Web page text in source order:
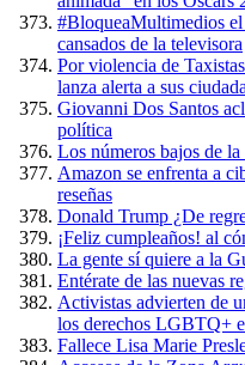
#BloqueaMultimedios el
cansados de la televisora
Por violencia de
lanza alerta a sus
Giovanni Dos Santos
política
Los números bajos de
Amazon se enfrenta a
reseñas
Donald Trump ¿De
¡Feliz cumpleaños! al
La gente sí quiere a la
Entérate de las nuevas
Activistas advierten de
los derechos LGBTQ+
Fallece Lisa Marie